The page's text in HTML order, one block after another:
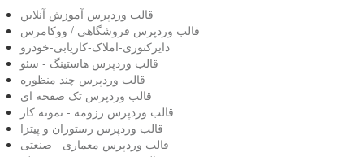
قالب وردپرس آموزش آنلاین
قالب وردپرس فروشگاهی / ووکامرس
دایرکتوری-املاک-کاریابی-خودرو
قالب وردپرس هاستینگ - سئو
قالب وردپرس چند منظوره
قالب وردپرس تک صفحه ای
قالب وردپرس رزومه - نمونه کار
قالب وردپرس رستوران و پیتزا
قالب وردپرس معماری - صنعتی